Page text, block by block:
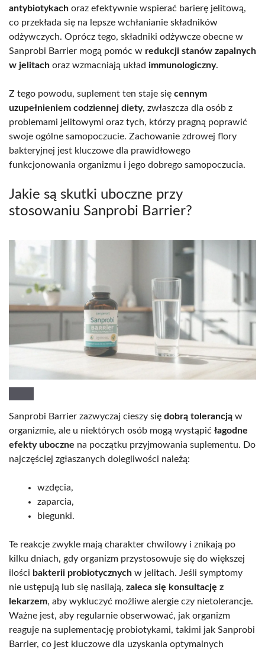
antybiotykach oraz efektywnie wspierać barierę jelitową,
co przekłada się na lepsze wchłanianie składników
odżywczych. Oprócz tego, składniki odżywcze obecne w
Sanprobi Barrier mogą pomóc w redukcji stanów zapalnych
w jelitach oraz wzmacniają układ immunologiczny.
Z tego powodu, suplement ten staje się cennym
uzupełnieniem codziennej diety, zwłaszcza dla osób z
problemami jelitowymi oraz tych, którzy pragną poprawić
swoje ogólne samopoczucie. Zachowanie zdrowej flory
bakteryjnej jest kluczowe dla prawidłowego
funkcjonowania organizmu i jego dobrego samopoczucia.
Jakie są skutki uboczne przy
stosowaniu Sanprobi Barrier?
Sanprobi Barrier zazwyczaj cieszy się dobrą tolerancją w
organizmie, ale u niektórych osób mogą wystąpić łagodne
efekty uboczne na początku przyjmowania suplementu. Do
najczęściej zgłaszanych dolegliwości należą:
wzdęcia,
zaparcia,
biegunki.
Te reakcje zwykle mają charakter chwilowy i znikają po
kilku dniach, gdy organizm przystosowuje się do większej
ilości bakterii probiotycznych w jelitach. Jeśli symptomy
nie ustępują lub się nasilają, zaleca się konsultację z
lekarzem, aby wykluczyć możliwe alergie czy nietolerancje.
Ważne jest, aby regularnie obserwować, jak organizm
reaguje na suplementację probiotykami, takimi jak Sanprobi
Barrier, co jest kluczowe dla uzyskania optymalnych